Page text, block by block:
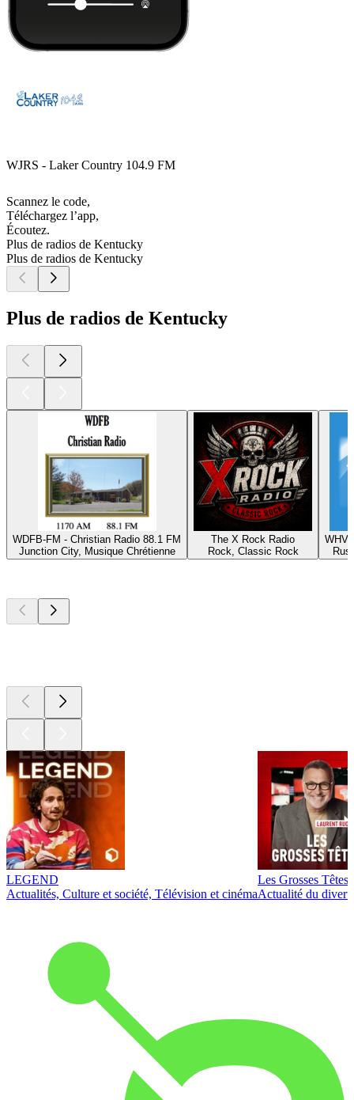
WJRS - Laker Country 104.9 FM
Scannez le code,
Téléchargez l’app,
Écoutez.
Plus de radios de Kentucky
Plus de radios de Kentucky
Plus de radios de Kentucky
WDFB-FM - Christian Radio 88.1 FM
Junction City, Musique Chrétienne
The X Rock Radio
Rock, Classic Rock
LEGEND
Actualités, Culture et société, Télévision et cinéma
Les Grosses Têtes
Actualité du